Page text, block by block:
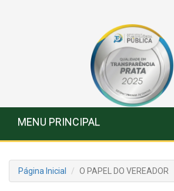
MENU PRINCIPAL
Página Inicial O PAPEL DO VEREADOR